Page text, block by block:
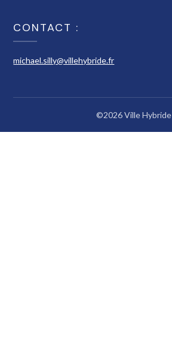
CONTACT :
michael.silly@villehybride.fr
©2026 Ville Hybride